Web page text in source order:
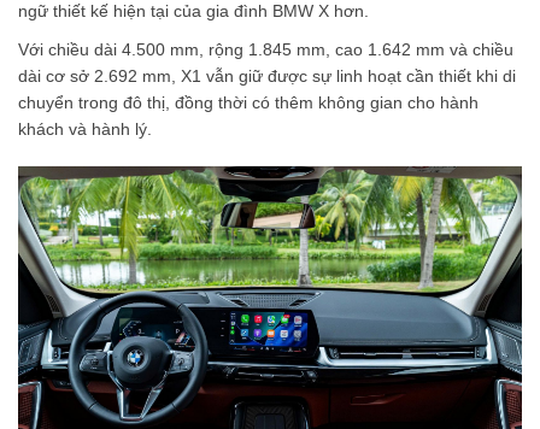
ngữ thiết kế hiện tại của gia đình BMW X hơn.
Với chiều dài 4.500 mm, rộng 1.845 mm, cao 1.642 mm và chiều
dài cơ sở 2.692 mm, X1 vẫn giữ được sự linh hoạt cần thiết khi di
chuyển trong đô thị, đồng thời có thêm không gian cho hành
khách và hành lý.